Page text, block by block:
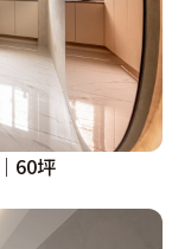
一方面，全域的
換、空氣清淨……
智能家庭新趨。
扶手、踏立面等巧
～3樓私領域揭
60坪